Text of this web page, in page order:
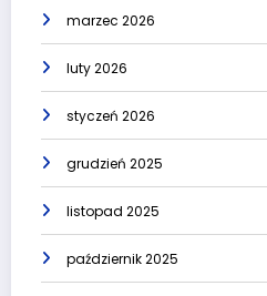
marzec 2026
luty 2026
styczeń 2026
grudzień 2025
listopad 2025
październik 2025